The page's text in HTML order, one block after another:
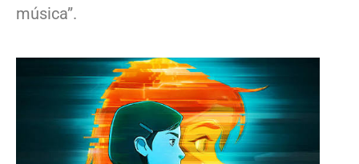
música”.